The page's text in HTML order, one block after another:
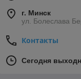
г. Минск
ул. Болеслава
Контакты
Сегодня